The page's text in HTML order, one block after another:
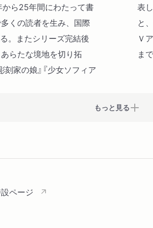
ら25年間にわたって書
くの読者を生み、国際
。またシリーズ完結後
らたな境地を切り拓
家の娘』『少女ソフィア
表
と
Ｖ
ま
もっと見る
ページ